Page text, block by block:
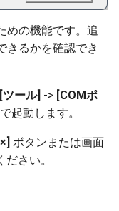
めの機能です。追
きるかを確認でき
[ツール] -> [COMポ
起動します。
ボタンまたは画面
さい。